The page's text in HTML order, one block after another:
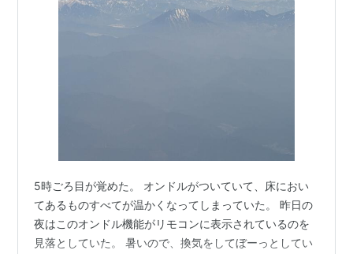
5時ごろ目が覚めた。 オンドルがついていて、床におい
てあるものすべてが温かくなってしまっていた。 昨日の
夜はこのオンドル機能がリモコンに表示されているのを
見落としていた。 暑いので、換気をしてぼーっとしてい